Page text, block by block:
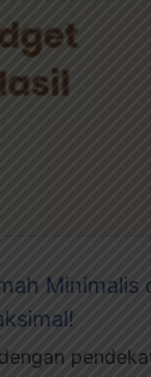
Minimalis